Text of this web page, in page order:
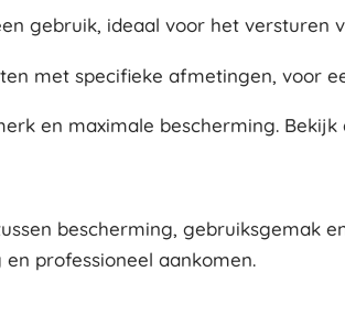
gebruik, ideaal voor het versturen
met specifieke afmetingen, voor
en maximale bescherming. Bekijk
bescherming, gebruiksgemak
professioneel aankomen.